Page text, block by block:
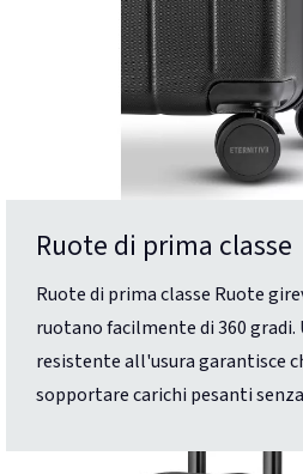
Ruote di prima classe
Ruote di prima classe Ruote
ruotano facilmente di 360
resistente all'usura garantisce
sopportare carichi pesanti